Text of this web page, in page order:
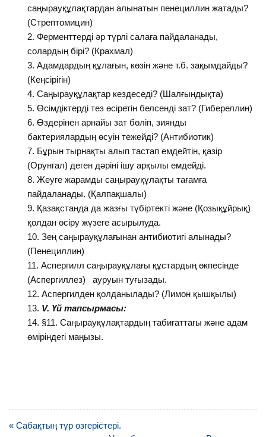
саңырауқұлақтардан алынатын пенециллин жатады?
(Стрептомицин)
Ферменттерді әр түрлі салаға пайдаланады,
солардың бірі? (Крахмал)
Адамдардың құлағын, көзін және т.б. зақымдайды?
(Кеңсірігін)
Саңырауқұлақтар кездеседі? (Шалғындықта)
Өсімдіктерді тез өсіретін белсенді зат? (Гибереллин)
Өздерінен арнайы зат бөліп, зиянды
бактериялардың өсуін тежейді? (Антибиотик)
Бұрын тырнақты алып тастап емдейтін, қазір
(Орунгал) деген дәріні ішу арқылы емдейді.
Жеуге жарамды саңырауқұлақты тағамға
пайдаланады. (Қалпақшалы)
Қазақстанда да жазғы түбіртекті және (Қозықұйрық)
қолдан өсіру жүзеге асырылуда.
Зең саңырауқұлағынан антибиотигі алынады?
(Пенециллин)
Аспергилл саңырауқұлағы құстардың өкпесінде
(Аспергиллез) ауруын туғызады.
Аспергилден қолданылады? (Лимон қышқылы)
V. Үй тапсырмасы:
§11. Саңырауқұлақтардың табиғаттағы және адам
өміріндегі маңызы.
Навигация
« Сабақтың түр өзгерістері.